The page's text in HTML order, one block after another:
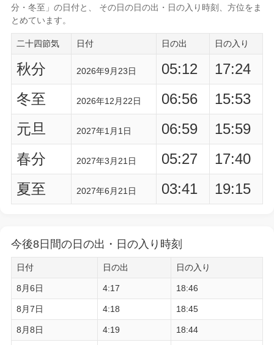
分・冬至」の日付と、 その日の日の出・日の入り時刻
、方位をま
とめています。
二十四節気 日付 日の出 日の入り
秋分 2026年9月23日 05:12
17:24
冬至
2026年12月22日 06:56
15:53
元旦
2027年1月1日 06:59
15:59
春分
2027年3月21日 05:27
17:40
夏至
2027年6月21日 03:41 19:15
今後8日間の日の出・日の入り時刻
日付 日の出 日の入り
8月6日 4:17 18:46
8月7日 4:18 18:45
8月8日 4:19 18:44